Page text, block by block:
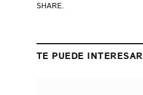
SHARE.
TE PUEDE INTERESAR